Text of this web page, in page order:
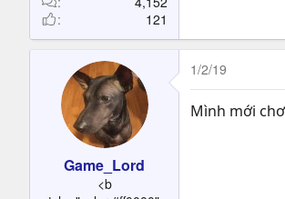
121
Game_Lord
<b
1/2/19
Mình mới